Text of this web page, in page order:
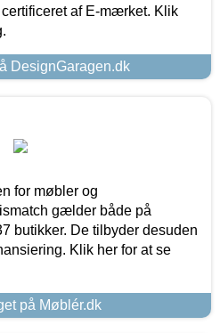
af E-mærket. Klik
DesignGaragen.dk
for møbler og
gælder både på
butikker. De tilbyder desuden
Klik her for at se
på Møblér.dk